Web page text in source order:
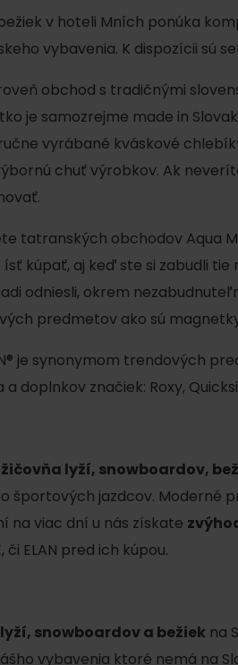
v hoteli Mních ponúka
vybavenia. K dispozícii sú
obchod s tradičnými
je samozrejme made in
vyrábané kváskové
chuť výrobkov. Ak
tatranských obchodov Aqua
kúpať, aj keď ste si zabudli
odniesli, okrem
predmetov ako sú
je synonymom trendových
doplnkov značiek: Roxy,
lyží, snowboardov,
športových jazdcov. Moderné
na viac dní u nás získate
či ELAN pred ich kúpou.
snowboardov a bežiek na
vybavenia ktoré nemá na